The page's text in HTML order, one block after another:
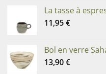
La tasse à
11,95€
Bol en verre
13,90€